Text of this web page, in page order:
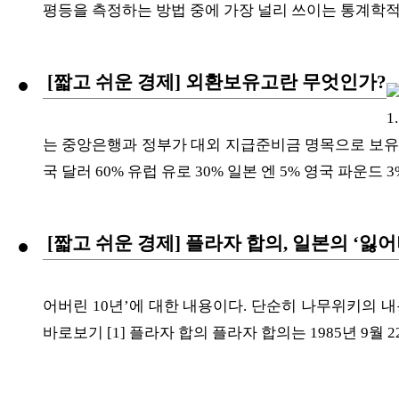
평등을 측정하는 방법 중에 가장 널리 쓰이는 통계학
[짧고 쉬운 경제] 외환보유고란 무엇인가?
는 중앙은행과 정부가 대외 지급준비금 명목으로 보
국 달러 60% 유럽 유로 30% 일본 엔 5% 영국 파운드
[짧고 쉬운 경제] 플라자 합의, 일본의 ‘잃
어버린 10년’에 대한 내용이다. 단순히 나무위키의
바로보기 [1] 플라자 합의 플라자 합의는 1985년 9월